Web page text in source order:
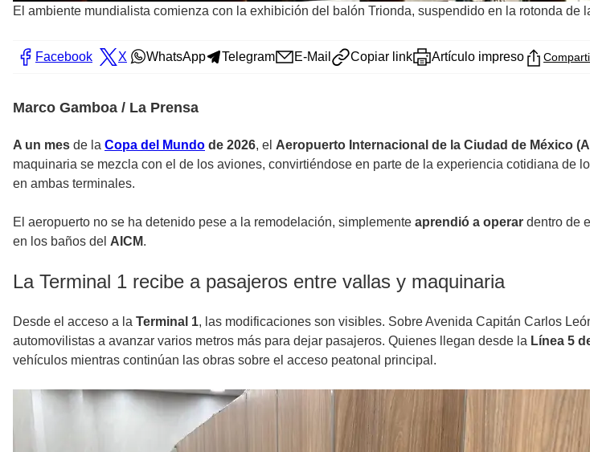
El ambiente mundialista comienza con la exhibición del balón Trionda, suspendido en la rotonda de
Facebook X WhatsApp Telegram E-Mail Copiar link Artículo impreso
Marco Gamboa / La Prensa
A un mes de la Copa del Mundo de 2026, el Aeropuerto Internacional de la Ciudad de México
maquinaria se mezcla con el de los aviones, convirtiéndose en parte de la experiencia cotidiana
en ambas terminales.
El aeropuerto no se ha detenido pese a la remodelación, simplemente aprendió a operar dentro de
en los baños del AICM.
La Terminal 1 recibe a pasajeros entre vallas y maquinaria
Desde el acceso a la Terminal 1, las modificaciones son visibles. Sobre Avenida Capitán Carlos
automovilistas a avanzar varios metros más para dejar pasajeros. Quienes llegan desde la Línea 5
vehículos mientras continúan las obras sobre el acceso peatonal principal.